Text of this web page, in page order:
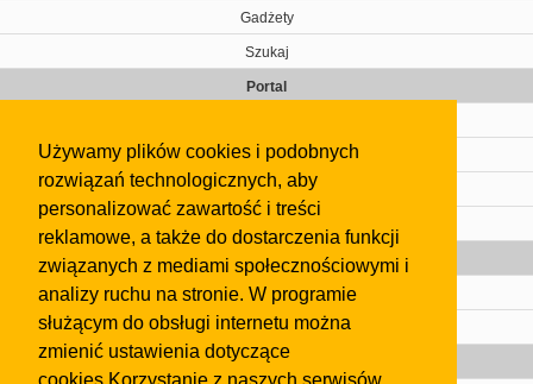
Używamy plików cookies i podobnych
rozwiązań technologicznych, aby
personalizować zawartość i treści
reklamowe, a także do dostarczenia funkcji
związanych z mediami społecznościowymi i
analizy ruchu na stronie. W programie
służącym do obsługi internetu można
zmienić ustawienia dotyczące
Gadżety
Szukaj
Portal
Kontakt
Regulamin
Gazeta
Olkusz
Kontakt
Strefa dla biznesu